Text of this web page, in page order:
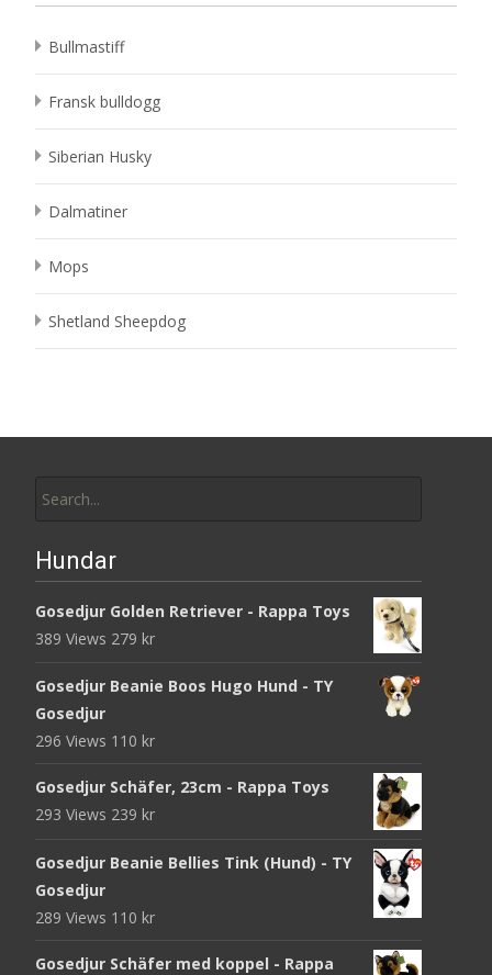
Bullmastiff
Fransk bulldogg
Siberian Husky
Dalmatiner
Mops
Shetland Sheepdog
for:
Hundar
Gosedjur Golden Retriever - Rappa Toys
389 Views 279 kr
Gosedjur Beanie Boos Hugo Hund - TY
Gosedjur
296 Views 110 kr
Gosedjur Schäfer, 23cm - Rappa Toys
293 Views 239 kr
Gosedjur Beanie Bellies Tink (Hund) - TY
Gosedjur
289 Views 110 kr
Gosedjur Schäfer med koppel - Rappa